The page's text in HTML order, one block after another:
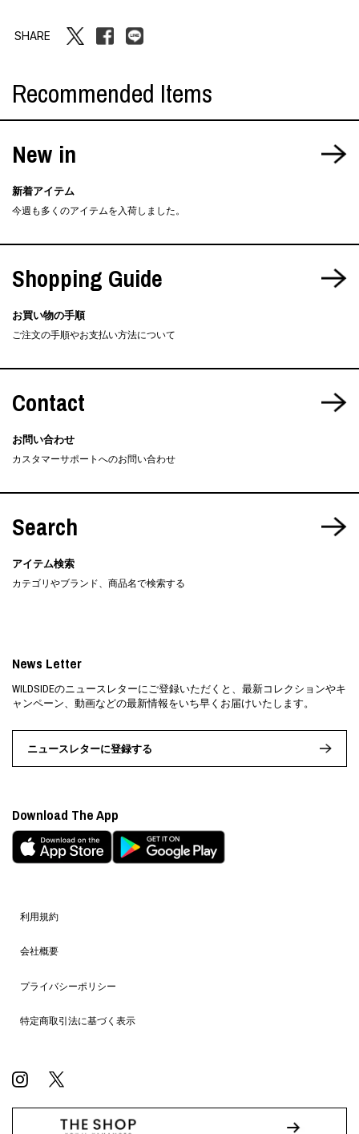
SHARE
Recommended Items
New in
新着アイテム
今週も多くのアイテムを入荷しました。
Shopping Guide
お買い物の手順
ご注文の手順やお支払い方法について
Contact
お問い合わせ
カスタマーサポートへのお問い合わせ
Search
アイテム検索
カテゴリやブランド、商品名で検索する
利用規約
会社概要
プライバシーポリシー
特定商取引法に基づく表示
News Letter
WILDSIDEのニュースレターにご登録いただくと、最新コレクションやキ
ャンペーン、動画などの最新情報をいち早くお届けいたします。
ニュースレターに登録する
Download The App